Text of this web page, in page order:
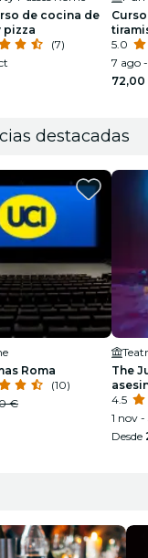
de cocina de
pizza
(7)
5.0
7 ago
destacadas
Roma
(10)
€
The
4.5
1 nov
Desde